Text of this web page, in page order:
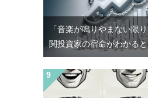
「音楽が鳴りやまない限
関投資家の宿命がわかると